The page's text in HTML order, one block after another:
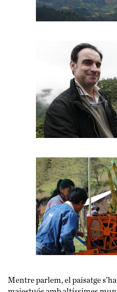
Mentre parlem, el paisatge